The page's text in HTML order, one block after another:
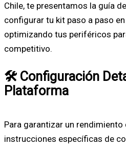
Chile, te presentamos la guía
configurar tu kit paso a paso
optimizando tus periféricos
competitivo.
🛠️ Configuración
Plataforma
Para garantizar un
instrucciones específicas de